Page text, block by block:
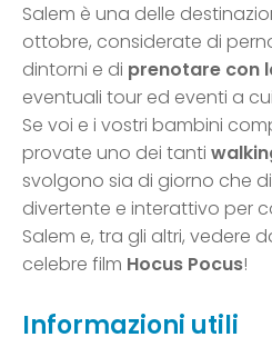
Salem è una delle
ottobre, considerate di
dintorni e di prenotare con
eventuali tour ed eventi a
Se voi e i vostri bambini
provate uno dei tanti
svolgono sia di giorno che
divertente e interattivo per
Salem e, tra gli altri, vedere
celebre film Hocus Pocus!
Informazioni utili